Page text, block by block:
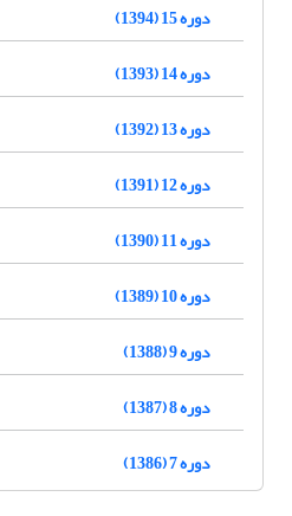
دوره 15 (1394)
دوره 14 (1393)
دوره 13 (1392)
دوره 12 (1391)
دوره 11 (1390)
دوره 10 (1389)
دوره 9 (1388)
دوره 8 (1387)
دوره 7 (1386)